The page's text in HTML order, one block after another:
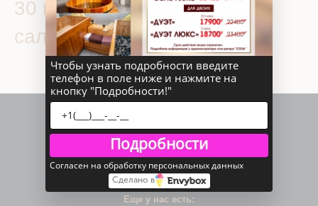
30 мин — 60 мин в СПА
салоне «Соль»
Еще у нас есть:
Чтобы узнать подробности введите
телефон в поле ниже и нажмите на
кнопку "Подробности!"
Подробности
Согласен на обработку персональных данных
Сделано в